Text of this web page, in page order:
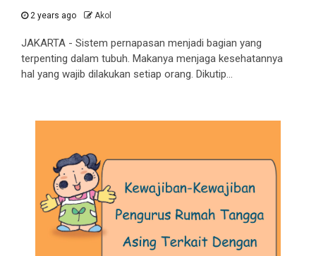
2 years ago Akol
JAKARTA - Sistem pernapasan menjadi bagian yang
terpenting dalam tubuh. Makanya menjaga kesehatannya
hal yang wajib dilakukan setiap orang. Dikutip...